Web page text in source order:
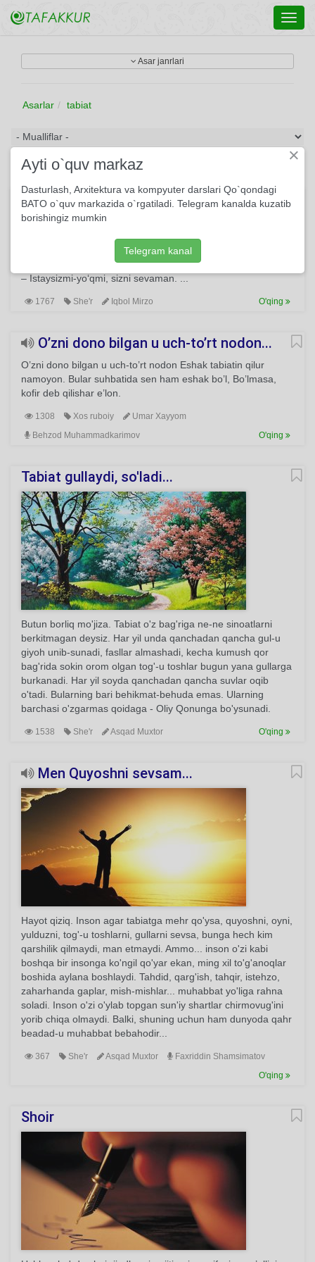
Asar janrlari
Asarlar tabiat
Istaysizmi-yo‘qmi
Istaysizmi-yo‘qmi, gardun aylana, Istaysizmi-yo‘qmi, qaytib
yo‘qmi, sizni sevaman. Oy botadi – yulduzlarning habibi,
Tong otadi, ta’nasi yo‘q samimiy. Tabiatning qonunidek tabiiy
– Istaysizmi-yo‘qmi, sizni sevaman. ...
1767 She'r Iqbol Mirzo O'qing
O’zni dono bilgan u uch-to’rt nodon...
O’zni dono bilgan u uch-to’rt nodon Eshak tabiatin qilur
namoyon. Bular suhbatida sen ham eshak bo’l, Bo’lmasa,
kofir deb qilishar e’lon.
1308 Xos ruboiy
Umar Xayyom
Behzod Muhammadkarimov
O'qing
Tabiat gullaydi, so'ladi...
Butun borliq mo'jiza. Tabiat o'z bag'riga ne-ne sinoatlarni
berkitmagan deysiz. Har yil unda qanchadan qancha gul-u
giyoh unib-sunadi, fasllar almashadi, kecha kumush qor
bag'rida sokin orom olgan tog'-u toshlar bugun yana gullarga
burkanadi. Har yil soyda qanchadan qancha suvlar oqib
o'tadi. Bularning bari behikmat-behuda emas. Ularning
barchasi o'zgarmas qoidaga - Oliy Qonunga bo'ysunadi.
1538 She'r Asqad Muxtor O'qing
Men Quyoshni sevsam...
Hayot qiziq. Inson agar tabiatga mehr qo'ysa, quyoshni, oyni,
yulduzni, tog'-u toshlarni, gullarni sevsa, bunga hech kim
qarshilik qilmaydi, man etmaydi. Ammo... inson o'zi kabi
boshqa bir insonga ko'ngil qo'yar ekan, ming xil to'g'anoqlar
boshida aylana boshlaydi. Tahdid, qarg'ish, tahqir, istehzo,
zaharhanda gaplar, mish-mishlar... muhabbat yo'liga rahna
soladi. Inson o'zi o'ylab topgan sun'iy shartlar chirmovug'ini
yorib chiqa olmaydi. Balki, shuning uchun ham dunyoda qahr
beadad-u muhabbat bebahodir...
367 She'r Asqad Muxtor
Faxriddin Shamsimatov
O'qing
Shoir
×
Ayti o`quv markaz
Dasturlash, Arxitektura va kompyuter darslari Qo`qondagi
BATO o`quv markazida o`rgatiladi. Telegram kanalda kuzatib
borishingiz mumkin
Telegram kanal